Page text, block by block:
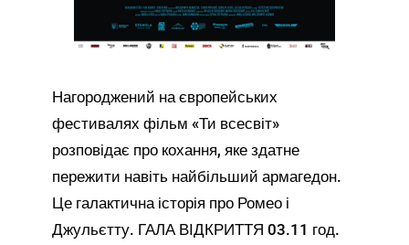
Нагороджений на європейських
фестивалях фільм «Ти всесвіт»
розповідає про кохання, яке здатне
пережити навіть найбільший армагедон.
Це галактична історія про Ромео і
Джульєтту. ГАЛА ВІДКРИТТЯ 03.11 год.